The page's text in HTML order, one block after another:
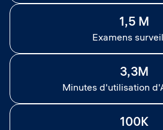
1,5 M
Examens
3,3M
Minutes d'utilisation
100K